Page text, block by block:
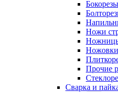
Бокорезы
Ножи
Ножовки
Прочие
Сварка и